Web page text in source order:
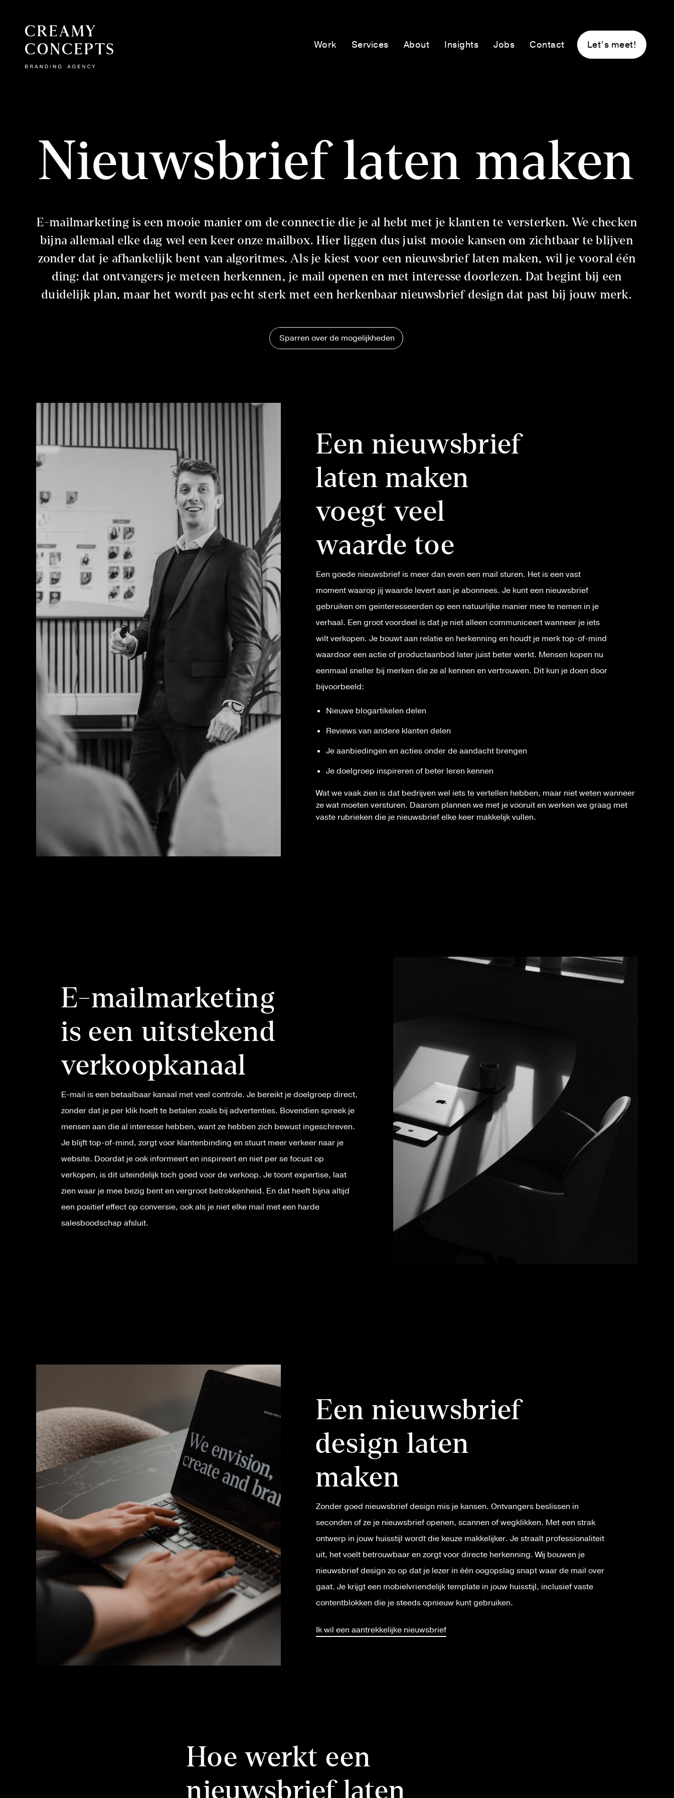
Work Services About Insights Jobs Contact Let’s meet!
Nieuwsbrief laten maken
E-mailmarketing is een mooie manier om de connectie die je al hebt met je klanten te versterken. We checken
bijna allemaal elke dag wel een keer onze mailbox. Hier liggen dus juist mooie kansen om zichtbaar te blijven
zonder dat je afhankelijk bent van algoritmes. Als je kiest voor een nieuwsbrief laten maken, wil je vooral één
ding: dat ontvangers je meteen herkennen, je mail openen en met interesse doorlezen. Dat begint bij een
duidelijk plan, maar het wordt pas echt sterk met een herkenbaar nieuwsbrief design dat past bij jouw merk.
Sparren over de mogelijkheden
Een nieuwsbrief
laten maken
voegt veel
waarde toe
Een goede nieuwsbrief is meer dan even een mail sturen. Het is een vast
moment waarop jij waarde levert aan je abonnees. Je kunt een nieuwsbrief
gebruiken om geïnteresseerden op een natuurlijke manier mee te nemen in je
verhaal. Een groot voordeel is dat je niet alleen communiceert wanneer je iets
wilt verkopen. Je bouwt aan relatie en herkenning en houdt je merk top-of-mind
waardoor een actie of productaanbod later juist beter werkt. Mensen kopen nu
eenmaal sneller bij merken die ze al kennen en vertrouwen. Dit kun je doen door
bijvoorbeeld:
Nieuwe blogartikelen delen
Reviews van andere klanten delen
Je aanbiedingen en acties onder de aandacht brengen
Je doelgroep inspireren of beter leren kennen
Wat we vaak zien is dat bedrijven wel iets te vertellen hebben, maar niet weten wanneer
ze wat moeten versturen. Daarom plannen we met je vooruit en werken we graag met
vaste rubrieken die je nieuwsbrief elke keer makkelijk vullen.
E-mailmarketing
is een uitstekend
verkoopkanaal
E-mail is een betaalbaar kanaal met veel controle. Je bereikt je doelgroep direct,
zonder dat je per klik hoeft te betalen zoals bij advertenties. Bovendien spreek je
mensen aan die al interesse hebben, want ze hebben zich bewust ingeschreven.
Je blijft top-of-mind, zorgt voor klantenbinding en stuurt meer verkeer naar je
website. Doordat je ook informeert en inspireert en niet per se focust op
verkopen, is dit uiteindelijk toch goed voor de verkoop. Je toont expertise, laat
zien waar je mee bezig bent en vergroot betrokkenheid. En dat heeft bijna altijd
een positief effect op conversie, ook als je niet elke mail met een harde
salesboodschap afsluit.
Een nieuwsbrief
design laten
maken
Zonder goed nieuwsbrief design mis je kansen. Ontvangers beslissen in
seconden of ze je nieuwsbrief openen, scannen of wegklikken. Met een strak
ontwerp in jouw huisstijl wordt die keuze makkelijker. Je straalt professionaliteit
uit, het voelt betrouwbaar en zorgt voor directe herkenning. Wij bouwen je
nieuwsbrief design zo op dat je lezer in één oogopslag snapt waar de mail over
gaat. Je krijgt een mobielvriendelijk template in jouw huisstijl, inclusief vaste
contentblokken die je steeds opnieuw kunt gebruiken.
Ik wil een aantrekkelijke nieuwsbrief
Hoe werkt een
nieuwsbrief laten